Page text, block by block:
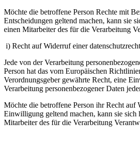
Möchte die betroffene Person Rechte mit
Entscheidungen geltend machen, kann sie
einen Mitarbeiter des für die Verarbeitung
i) Recht auf Widerruf einer
Jede von der Verarbeitung
Person hat das vom Europäischen
Verordnungsgeber gewährte Recht, eine
Verarbeitung personenbezogener Daten
Möchte die betroffene Person ihr Recht auf
Einwilligung geltend machen, kann sie sich
Mitarbeiter des für die Verarbeitung